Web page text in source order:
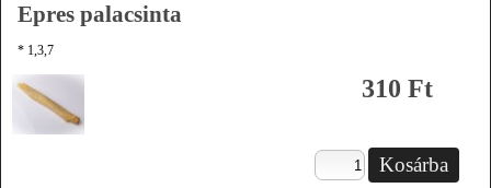
Epres palacsinta
* 1,3,7
310 Ft